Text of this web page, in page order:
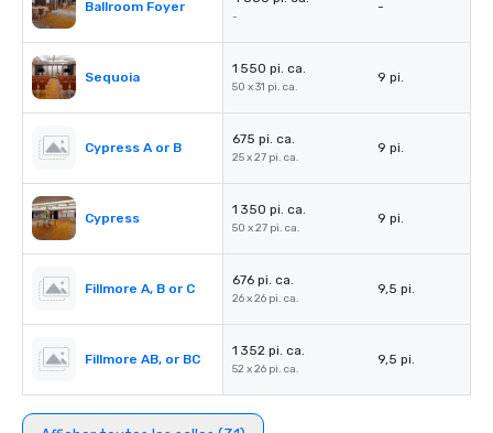
Ballroom Foyer
-
-
Sequoia
1 550 pi. ca.
50 x 31 pi. ca.
9 pi.
Cypress A or B
675 pi. ca.
25 x 27 pi. ca.
9 pi.
Cypress
1 350 pi. ca.
50 x 27 pi. ca.
9 pi.
Fillmore A, B or C
676 pi. ca.
26 x 26 pi. ca.
9,5 pi.
Fillmore AB, or BC
1 352 pi. ca.
52 x 26 pi. ca.
9,5 pi.